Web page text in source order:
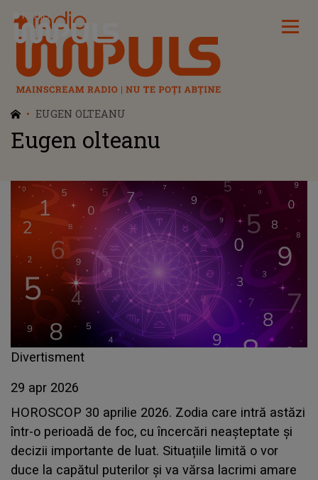
Radio Impuls
EUGEN OLTEANU
Eugen olteanu
Divertisment
29 apr 2026
HOROSCOP 30 aprilie 2026. Zodia care intră astăzi
într-o perioadă de foc, cu încercări neașteptate și
decizii importante de luat. Situațiile limită o vor
duce la capătul puterilor și va vărsa lacrimi amare